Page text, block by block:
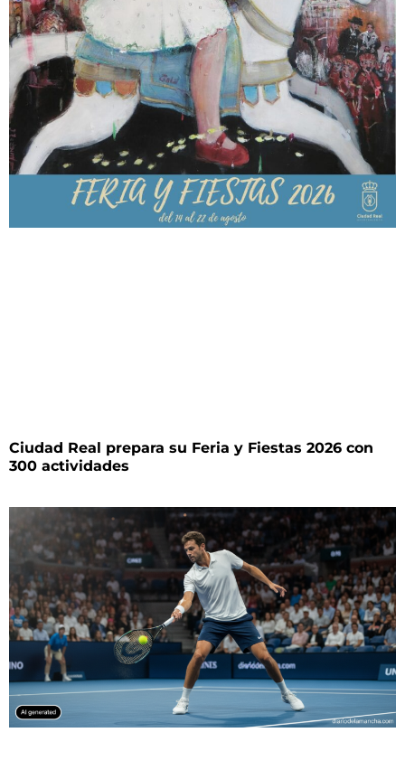
Ciudad Real prepara su Feria y Fiestas 2026 con
300 actividades